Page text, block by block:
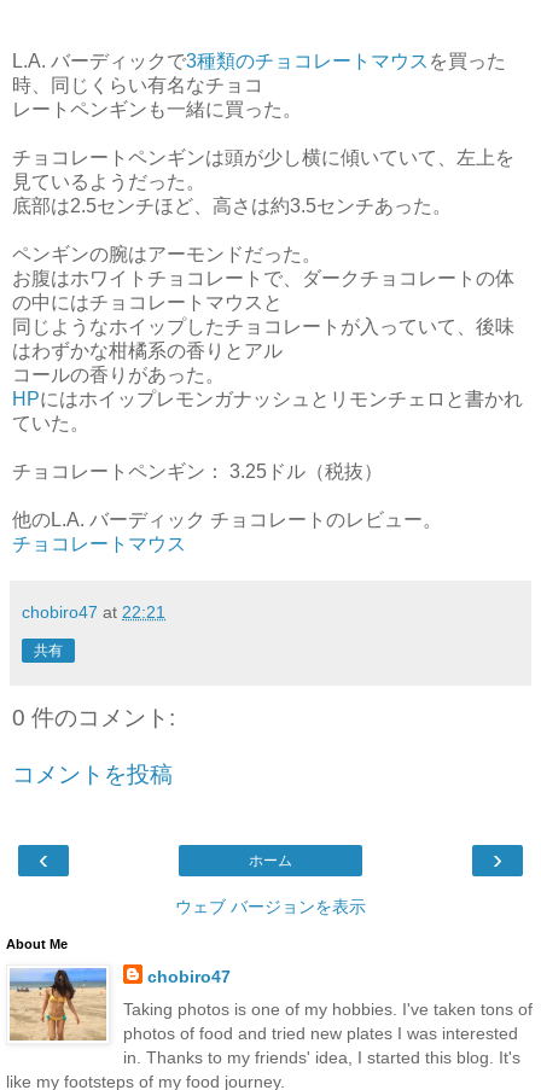
L.A. バーディックで3種類のチョコレートマウス を買った
時、同じくらい有名なチョコ
レートペンギンも一緒に買った。
チョコレートペンギンは頭が少し横に傾いていて、左上を
見ているようだった。
底部は2.5センチほど、高さは約3.5センチあった。
ペンギンの腕はアーモンドだった。
お腹はホワイトチョコレートで、ダークチョコレートの体
の中にはチョコレートマウスと
同じようなホイップしたチョコレートが入っていて、後味
はわずかな柑橘系の香りとアル
コールの香りがあった。
HPにはホイップレモンガナッシュとリモンチェロと書かれ
ていた。
チョコレートペンギン： 3.25ドル（税抜）
他のL.A. バーディック チョコレートのレビュー。
チョコレートマウス
chobiro47 at 22:21
共有
0 件のコメント:
コメントを投稿
‹ ›
ホーム
ウェブ バージョンを表示
About Me
chobiro47
Taking photos is one of my hobbies. I've taken tons of
photos of food and tried new plates I was interested
in. Thanks to my friends' idea, I started this blog. It's
like my footsteps of my food journey.